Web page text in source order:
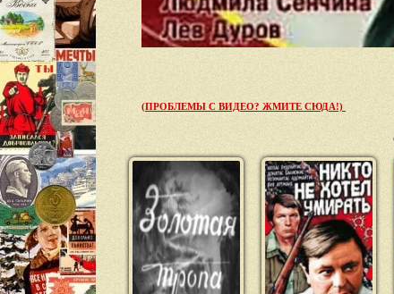
(ПРОБЛЕМЫ С ВИДЕО? ЖМИТЕ СЮДА!)